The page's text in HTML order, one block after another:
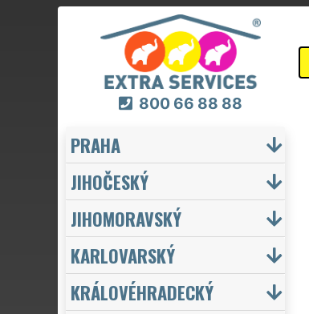
800 66 88 88
PRAHA
JIHOČESKÝ
JIHOMORAVSKÝ
KARLOVARSKÝ
KRÁLOVÉHRADECKÝ